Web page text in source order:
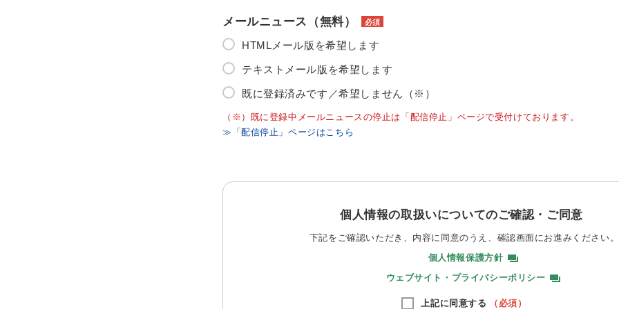
メールニュース（無料） 必須
HTMLメール版を希望します
テキストメール版を希望します
既に登録済みです／希望しません（※）
（※）既に登録中メールニュースの停止は「配信停止」ページで受付けております。
≫「配信停止」ページはこちら
個人情報の取扱いについてのご確認・ご同意
下記をご確認いただき、内容に同意のうえ、 確認画面にお進みください。
個人情報保護方針
ウェブサイト・プライバシーポリシー
上記に同意する （必須）